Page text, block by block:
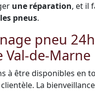
une réparation, et il
pneus.
pneu
Val-de-Marne
à être disponibles en
La